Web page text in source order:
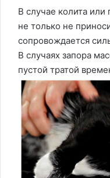
В случае колита
не только не
сопровождается
В случаях запора
пустой тратой